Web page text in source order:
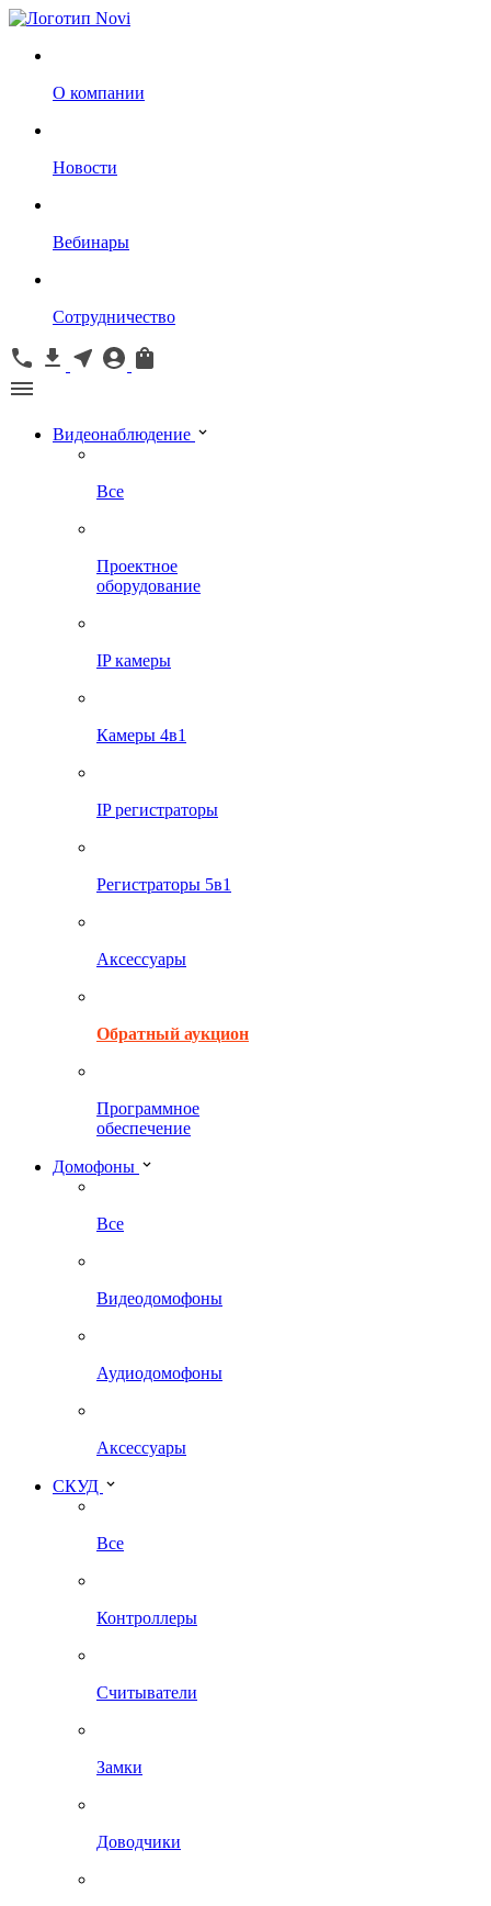
О компании
Новости
Вебинары
Сотрудничество
Видеонаблюдение
Все
Проектное
оборудование
IP камеры
Камеры 4в1
IP регистраторы
Регистраторы 5в1
Аксессуары
Обратный аукцион
Программное
обеспечение
Домофоны
Все
Видеодомофоны
Аудиодомофоны
Аксессуары
СКУД
Все
Контроллеры
Считыватели
Замки
Доводчики